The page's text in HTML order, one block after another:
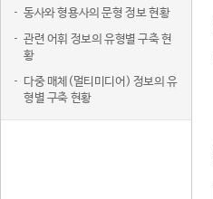
동사와 형용사의 문형 정보 현황
관련 어휘 정보의 유형별 구축 현
황
다중 매체(멀티미디어) 정보의 유
형별 구축 현황